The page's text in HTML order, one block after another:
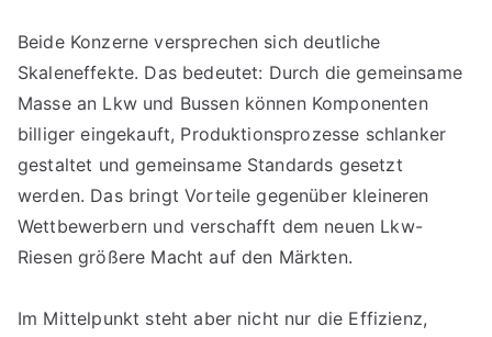
Beide Konzerne versprechen sich deutliche
Skaleneffekte. Das bedeutet: Durch die gemeinsame
Masse an Lkw und Bussen können Komponenten
billiger eingekauft, Produktionsprozesse schlanker
gestaltet und gemeinsame Standards gesetzt
werden. Das bringt Vorteile gegenüber kleineren
Wettbewerbern und verschafft dem neuen Lkw-
Riesen größere Macht auf den Märkten.
Im Mittelpunkt steht aber nicht nur die Effizienz,